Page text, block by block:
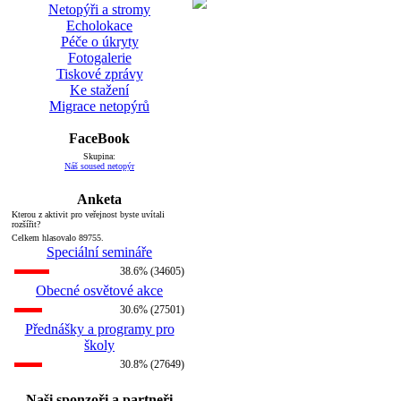
Netopýři a stromy
Echolokace
Péče o úkryty
Fotogalerie
Tiskové zprávy
Ke stažení
Migrace netopýrů
FaceBook
Skupina:
Náš soused netopýr
Anketa
Kterou z aktivit pro veřejnost byste uvítali
rozšířit?
Celkem hlasovalo 89755.
Speciální semináře
38.6% (34605)
Obecné osvětové akce
30.6% (27501)
Přednášky a programy pro
školy
30.8% (27649)